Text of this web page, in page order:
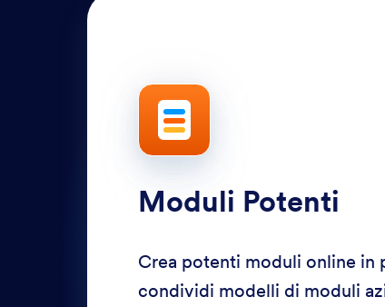
Moduli Potenti
Crea potenti moduli online in
condividi modelli di moduli